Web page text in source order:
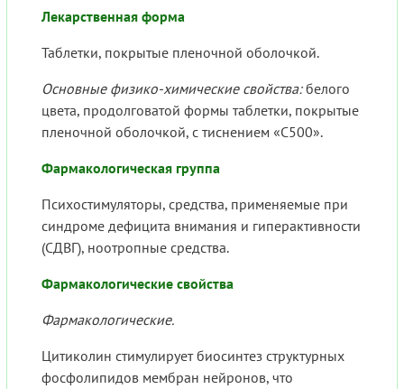
Лекарственная форма
Таблетки, покрытые пленочной оболочкой.
Основные физико-химические свойства:белого
цвета, продолговатой формы таблетки, покрытые
пленочной оболочкой, с тиснением «С500».
Фармакологическая группа
Психостимуляторы, средства, применяемые при
синдроме дефицита внимания и гиперактивности
(СДВГ), ноотропные средства.
Фармакологические свойства
Фармакологические.
Цитиколин стимулирует биосинтез структурных
фосфолипидов мембран нейронов, что